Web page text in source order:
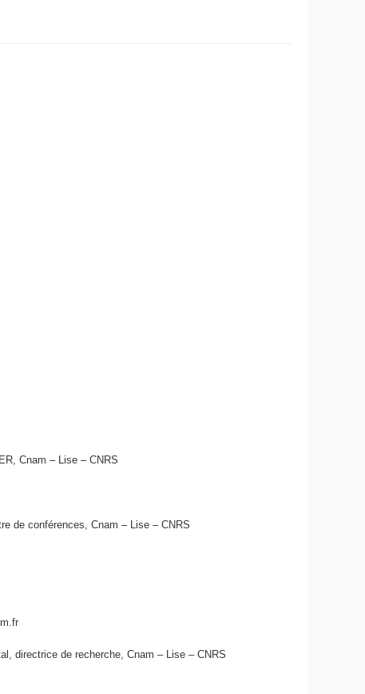
Cnam – Lise – CNRS
de conférences, Cnam – Lise – CNRS
directrice de recherche, Cnam – Lise – CNRS